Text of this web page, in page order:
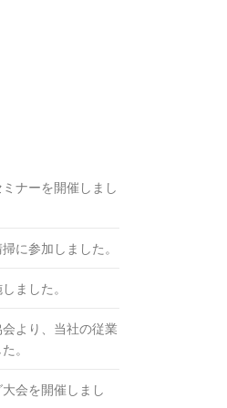
ナーを開催しまし
に参加しました。
ました。
より、当社の従業
。
会を開催しまし